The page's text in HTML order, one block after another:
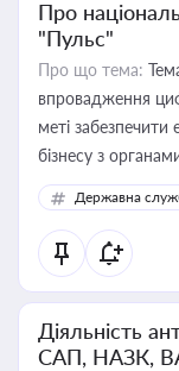
Про
"Пульс"
Про що тема:
впровадження
меті забезпечити
бізнесу з
Державна
Діяльність
САП, НАЗК,